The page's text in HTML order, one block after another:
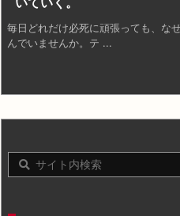
毎日どれだけ必死に頑張っても、な
んでいませんか。テ ...